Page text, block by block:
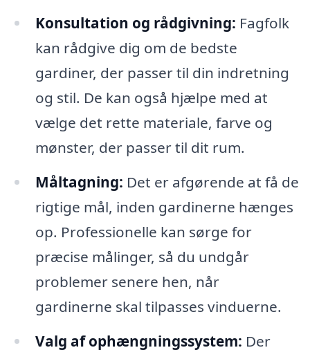
Konsultation og rådgivning: Fagfolk
kan rådgive dig om de bedste
gardiner, der passer til din indretning
og stil. De kan også hjælpe med at
vælge det rette materiale, farve og
mønster, der passer til dit rum.
Måltagning: Det er afgørende at få de
rigtige mål, inden gardinerne hænges
op. Professionelle kan sørge for
præcise målinger, så du undgår
problemer senere hen, når
gardinerne skal tilpasses vinduerne.
Valg af ophængningssystem: Der